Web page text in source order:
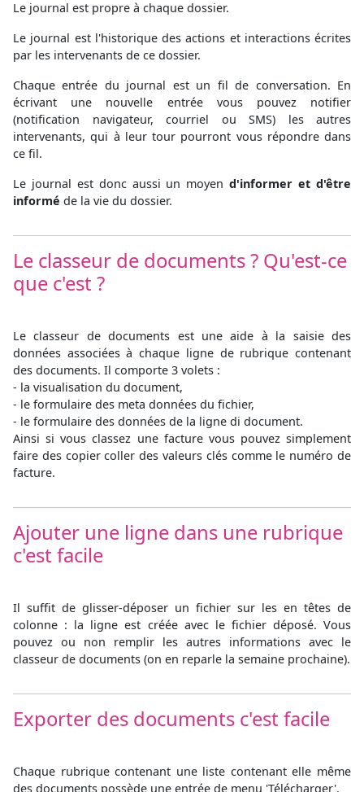
Le journal est propre à chaque dossier.
Le journal est l'historique des actions et interactions écrites
par les intervenants de ce dossier.
Chaque entrée du journal est un fil de conversation. En
écrivant une nouvelle entrée vous pouvez notifier
(notification navigateur, courriel ou SMS) les autres
intervenants, qui à leur tour pourront vous répondre dans
ce fil.
Le journal est donc aussi un moyend'informer et d'être
informé de la vie du dossier.
Le classeur de documents ? Qu'est-ce
que c'est ?
Le classeur de documents est une aide à la saisie des
données associées à chaque ligne de rubrique contenant
des documents. Il comporte 3 volets :
- la visualisation du document,
- le formulaire des meta données du fichier,
- le formulaire des données de la ligne di document.
Ainsi si vous classez une facture vous pouvez simplement
faire des copier coller des valeurs clés comme le numéro de
facture.
Ajouter une ligne dans une rubrique
c'est facile
Il suffit de glisser-déposer un fichier sur les en têtes de
colonne : la ligne est créée avec le fichier déposé. Vous
pouvez ou non remplir les autres informations avec le
classeur de documents (on en reparle la semaine prochaine).
Exporter des documents c'est facile
Chaque rubrique contenant une liste contenant elle même
des documents possède une entrée de menu 'Télécharger'.